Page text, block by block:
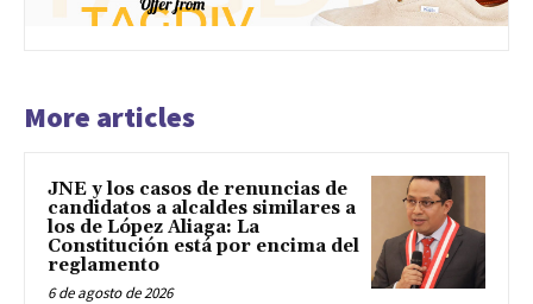
More articles
JNE y los casos de renuncias de
candidatos a alcaldes similares a
los de López Aliaga: La
Constitución está por encima del
reglamento
6 de agosto de 2026